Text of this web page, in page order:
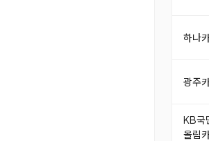
하나
광주
KB국
올림